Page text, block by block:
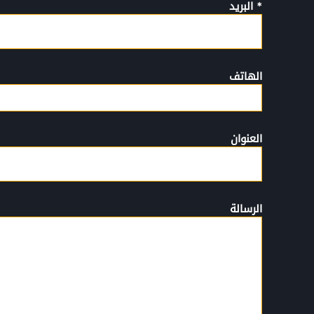
* البريد
الهاتف
العنوان
الرسالة